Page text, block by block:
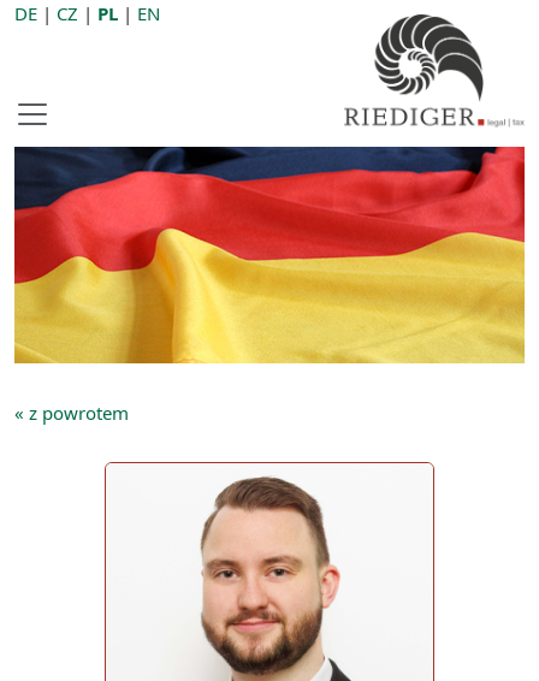
DE | CZ | PL | EN
« z powrotem